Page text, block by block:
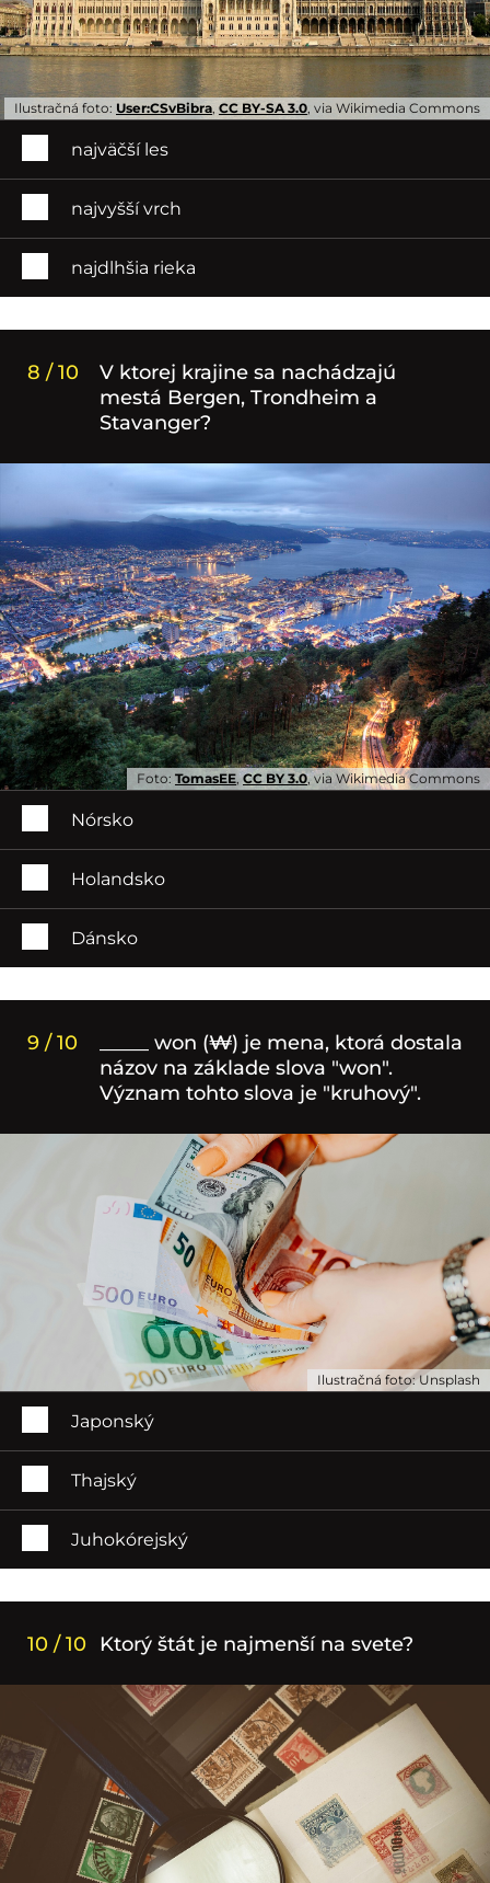
Ilustračná foto: User:CSvBibra, CC BY-SA 3.0, via Wikimedia Commons
najväčší les
najvyšší vrch
najdlhšia rieka
8 / 10
V ktorej krajine sa nachádzajú
mestá Bergen, Trondheim a
Stavanger?
Foto: TomasEE,CC BY 3.0, via Wikimedia Commons
Nórsko
Holandsko
Dánsko
9 / 10
_____ won (₩) je mena, ktorá dostala
názov na základe slova "won".
Význam tohto slova je "kruhový".
Ilustračná foto: Unsplash
Japonský
Thajský
Juhokórejský
10 / 10 Ktorý štát je najmenší na svete?